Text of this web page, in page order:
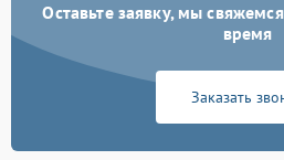
Оставьте заявку, мы
время
Заказать